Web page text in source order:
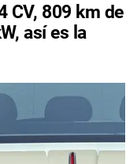
CV, 809 km de
así es la